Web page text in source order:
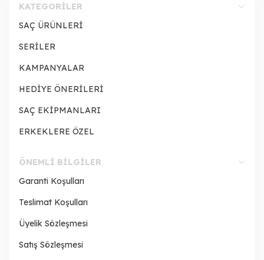
KATEGORILER
SAÇ ÜRÜNLERİ
SERİLER
KAMPANYALAR
HEDİYE ÖNERİLERİ
SAÇ EKİPMANLARI
ERKEKLERE ÖZEL
ÖNEMLI BILGILER
Garanti Koşulları
Teslimat Koşulları
Üyelik Sözleşmesi
Satış Sözleşmesi